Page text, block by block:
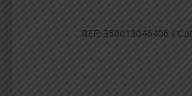
REF: 350013046406